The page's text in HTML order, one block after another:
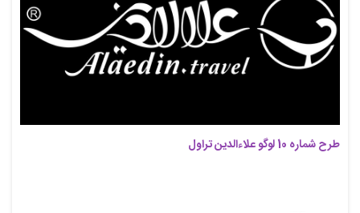
طرح شماره 10 لوگو علاءالدین تراول